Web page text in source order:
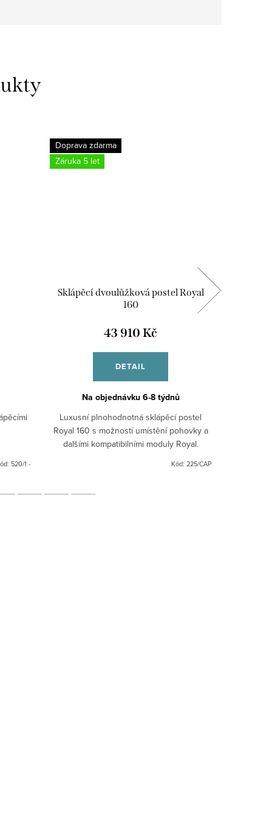
520/1 -
Doprava zdarma
Záruka 5 let
Sklápěcí dvoulůžková postel Royal
160
43 910 Kč
DETAIL
Na objednávku 6-8 týdnů
Luxusní plnohodnotná sklápěcí postel
Royal 160 s možností umístění pohovky a
dalšími kompatibilními moduly Royal.
Kód: 225/CAP